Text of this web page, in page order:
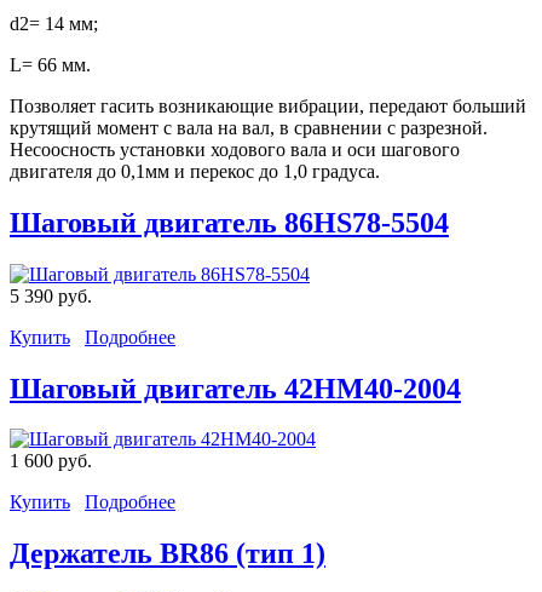
d2= 14 мм;
L= 66 мм.
Позволяет гасить возникающие вибрации, передают больший
крутящий момент с вала на вал, в сравнении с разрезной.
Несоосность установки ходового вала и оси шагового
двигателя до 0,1мм и перекос до 1,0 градуса.
Шаговый двигатель 86HS78-5504
5 390 руб.
Купить
Подробнее
Шаговый двигатель 42HM40-2004
1 600 руб.
Купить
Подробнее
Держатель BR86 (тип 1)